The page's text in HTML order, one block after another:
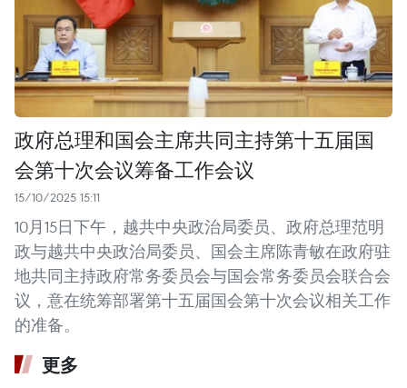
政府总理和国会主席共同主持第十五届国
会第十次会议筹备工作会议
15/10/2025 15:11
10月15日下午，越共中央政治局委员、政府总理范明
政与越共中央政治局委员、国会主席陈青敏在政府驻
地共同主持政府常务委员会与国会常务委员会联合会
议，意在统筹部署第十五届国会第十次会议相关工作
的准备。
更多